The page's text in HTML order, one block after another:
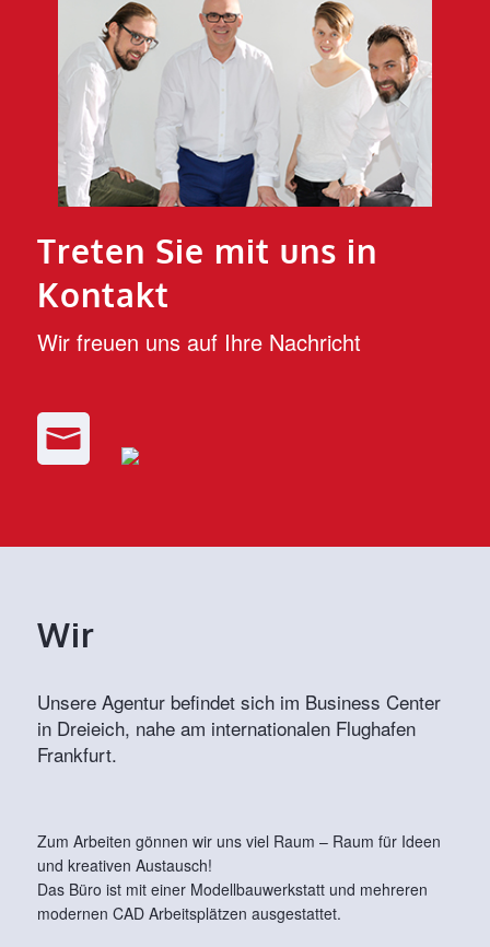
Treten Sie mit uns in
Kontakt
Wir freuen uns auf Ihre Nachricht
Wir
Unsere Agentur befindet sich im Business Center
in Dreieich, nahe am internationalen Flughafen
Frankfurt.
Zum Arbeiten gönnen wir uns viel Raum – Raum für Ideen
und kreativen Austausch!
Das Büro ist mit einer Modellbauwerkstatt und mehreren
modernen CAD Arbeitsplätzen ausgestattet.